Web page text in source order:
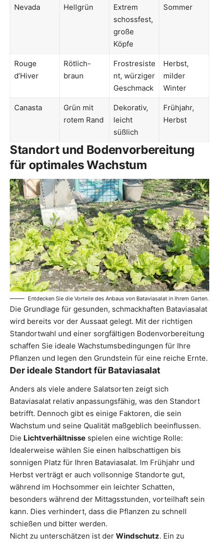
Nevada Hellgrün
Extrem
schossfest,
große
Köpfe
Sommer
Rouge
d’Hiver
Rötlich-
braun
Frostresiste
nt, würziger
Geschmack
Herbst,
milder
Winter
Canasta
Grün mit
rotem Rand
Dekorativ,
leicht
süßlich
Frühjahr,
Herbst
Standort und Bodenvorbereitung
für optimales Wachstum
Entdecken Sie die Vorteile des Anbaus von Bataviasalat in Ihrem Garten.
Die Grundlage für gesunden, schmackhaften Bataviasalat
wird bereits vor der Aussaat gelegt. Mit der richtigen
Standortwahl und einer sorgfältigen Bodenvorbereitung
schaffen Sie ideale Wachstumsbedingungen für Ihre
Pflanzen und legen den Grundstein für eine reiche Ernte.
Der ideale Standort für Bataviasalat
Anders als viele andere Salatsorten zeigt sich
Bataviasalat relativ anpassungsfähig, was den Standort
betrifft. Dennoch gibt es einige Faktoren, die sein
Wachstum und seine Qualität maßgeblich beeinflussen.
Die Lichtverhältnisse spielen eine wichtige Rolle:
Idealerweise wählen Sie einen halbschattigen bis
sonnigen Platz für Ihren Bataviasalat. Im Frühjahr und
Herbst verträgt er auch vollsonnige Standorte gut,
während im Hochsommer ein leichter Schatten,
besonders während der Mittagsstunden, vorteilhaft sein
kann. Dies verhindert, dass die Pflanzen zu schnell
schießen und bitter werden.
Nicht zu unterschätzen ist der Windschutz. Ein zu